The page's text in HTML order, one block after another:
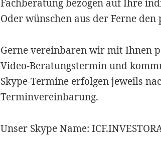
Fachberatung bezogen auf Ihre
Oder wünschen aus der Ferne
Gerne vereinbaren wir mit Ihnen
Video-Beratungstermin und
Skype-Termine erfolgen jeweils
Terminvereinbarung.
Unser Skype Name: